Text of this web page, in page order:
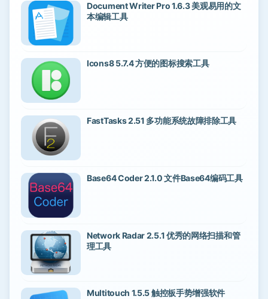
Document Writer Pro 1.6.3 美观易用的文
本编辑工具
Icons8 5.7.4 方便的图标搜索工具
FastTasks 2.51 多功能系统故障排除工具
Base64 Coder 2.1.0 文件Base64编码工具
Network Radar 2.5.1 优秀的网络扫描和管
理工具
Multitouch 1.5.5 触控板手势增强软件